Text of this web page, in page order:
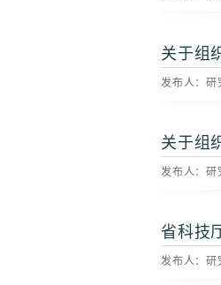
关于组
发布人：
关于组
发布人：
省科技
发布人：